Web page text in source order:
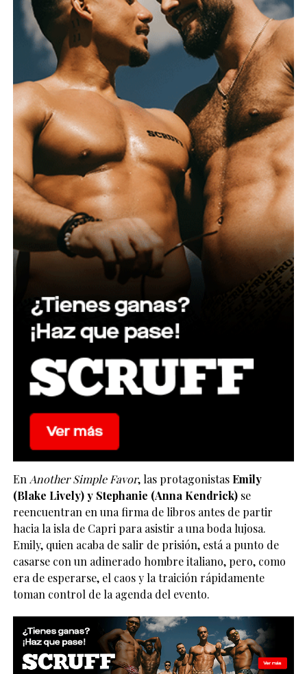
EnAnother Simple Favor, las protagonistas Emily
(Blake Lively) y Stephanie (Anna Kendrick)se
reencuentran en una firma de libros antes de partir
hacia la isla de Capri para asistir a una boda lujosa.
Emily, quien acaba de salir de prisión, está a punto de
casarse con un adinerado hombre italiano, pero, como
era de esperarse, el caos y la traición rápidamente
toman control de la agenda del evento.